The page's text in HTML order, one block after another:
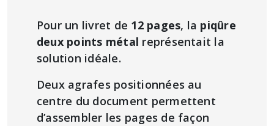
Pour un livret de 12 pages, la piqûre
deux points métal représentait la
solution idéale.
Deux agrafes positionnées au
centre du document permettent
d’assembler les pages de façon